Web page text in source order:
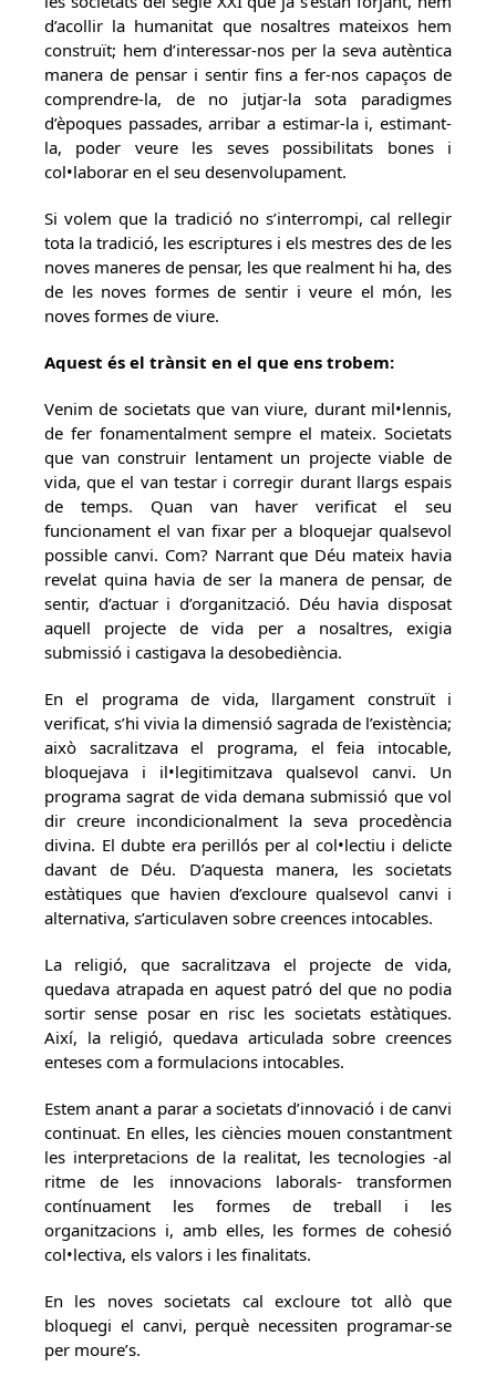
d’acollir la humanitat que nosaltres mateixos hem
construït; hem d’interessar-nos per la seva autèntica
manera de pensar i sentir fins a fer-nos capaços de
comprendre-la, de no jutjar-la sota paradigmes
d’èpoques passades, arribar a estimar-la i, estimant-
la, poder veure les seves possibilitats bones i
col•laborar en el seu desenvolupament.
Si volem que la tradició no s’interrompi, cal rellegir
tota la tradició, les escriptures i els mestres des de les
noves maneres de pensar, les que realment hi ha, des
de les noves formes de sentir i veure el món, les
noves formes de viure.
Aquest és el trànsit en el que ens trobem:
Venim de societats que van viure, durant mil•lennis,
de fer fonamentalment sempre el mateix. Societats
que van construir lentament un projecte viable de
vida, que el van testar i corregir durant llargs espais
de temps. Quan van haver verificat el seu
funcionament el van fixar per a bloquejar qualsevol
possible canvi. Com? Narrant que Déu mateix havia
revelat quina havia de ser la manera de pensar, de
sentir, d’actuar i d’organització. Déu havia disposat
aquell projecte de vida per a nosaltres, exigia
submissió i castigava la desobediència.
En el programa de vida, llargament construït i
verificat, s’hi vivia la dimensió sagrada de l’existència;
això sacralitzava el programa, el feia intocable,
bloquejava i il•legitimitzava qualsevol canvi. Un
programa sagrat de vida demana submissió que vol
dir creure incondicionalment la seva procedència
divina. El dubte era perillós per al col•lectiu i delicte
davant de Déu. D’aquesta manera, les societats
estàtiques que havien d’excloure qualsevol canvi i
alternativa, s’articulaven sobre creences intocables.
La religió, que sacralitzava el projecte de vida,
quedava atrapada en aquest patró del que no podia
sortir sense posar en risc les societats estàtiques.
Així, la religió, quedava articulada sobre creences
enteses com a formulacions intocables.
Estem anant a parar a societats d’innovació i de canvi
continuat. En elles, les ciències mouen constantment
les interpretacions de la realitat, les tecnologies -al
ritme de les innovacions laborals- transformen
contínuament les formes de treball i les
organitzacions i, amb elles, les formes de cohesió
col•lectiva, els valors i les finalitats.
En les noves societats cal excloure tot allò que
bloquegi el canvi, perquè necessiten programar-se
per moure’s.